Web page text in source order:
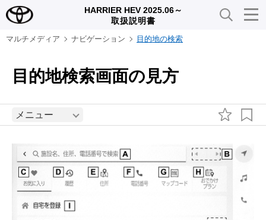
HARRIER HEV 2025.06～
取扱説明書
マルチメディア ナビゲーション 目的地の検索
目的地検索画面の見方
メニュー